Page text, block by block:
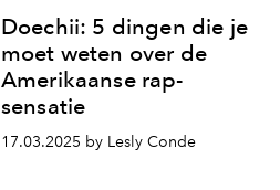
Doechii: 5 dingen die je
moet weten over de
Amerikaanse rap-
sensatie
17.03.2025 by Lesly Conde